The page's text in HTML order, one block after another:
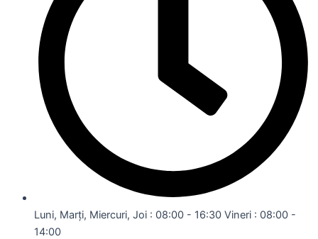
Luni, Marți, Miercuri, Joi : 08:00 - 16:30 Vineri : 08:00 -
14:00